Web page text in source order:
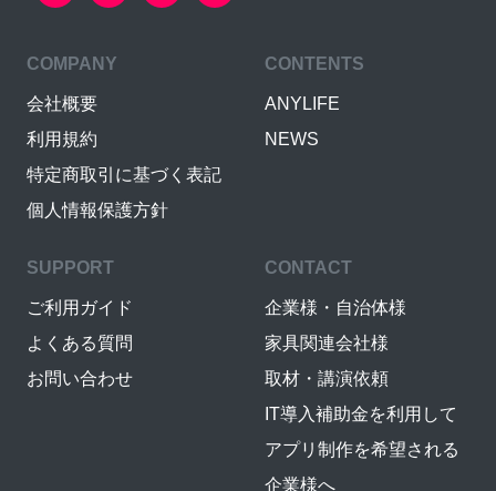
COMPANY
会社概要
利用規約
特定商取引に基づく表記
個人情報保護方針
CONTENTS
ANYLIFE
NEWS
SUPPORT
ご利用ガイド
よくある質問
お問い合わせ
CONTACT
企業様・自治体様
家具関連会社様
取材・講演依頼
IT導入補助金を利用して
アプリ制作を希望される
企業様へ